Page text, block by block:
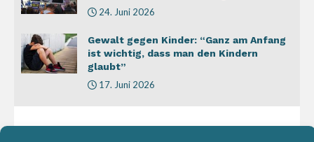
24. Juni 2026
Gewalt gegen Kinder: “Ganz am Anfang
ist wichtig, dass man den Kindern
glaubt”
17. Juni 2026